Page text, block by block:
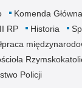
Komenda
RP Historia
Policji